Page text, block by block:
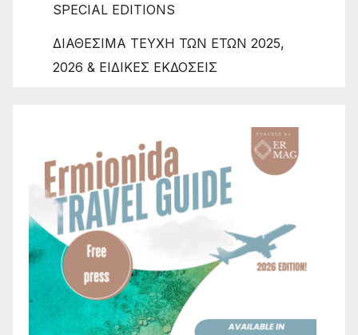
SPECIAL EDITIONS
ΔΙΑΘΕΣΙΜΑ ΤΕΥΧΗ ΤΩΝ ΕΤΩΝ 2025,
2026 & ΕΙΔΙΚΕΣ ΕΚΔΟΣΕΙΣ